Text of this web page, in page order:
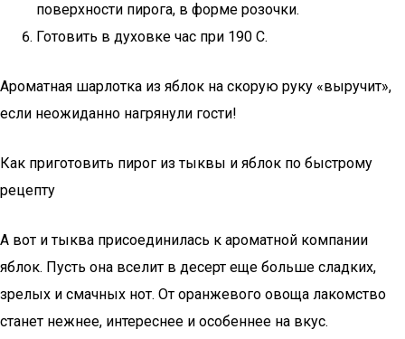
поверхности пирога, в форме розочки.
Готовить в духовке час при 190 С.
Ароматная шарлотка из яблок на скорую руку «выручит»,
если неожиданно нагрянули гости!
Как приготовить пирог из тыквы и яблок по быстрому
рецепту
А вот и тыква присоединилась к ароматной компании
яблок. Пусть она вселит в десерт еще больше сладких,
зрелых и смачных нот. От оранжевого овоща лакомство
станет нежнее, интереснее и особеннее на вкус.